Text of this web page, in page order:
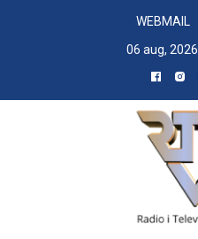
WEBMAIL
06 aug, 2026